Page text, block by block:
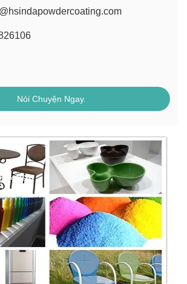
Nói Chuyện Ngay.